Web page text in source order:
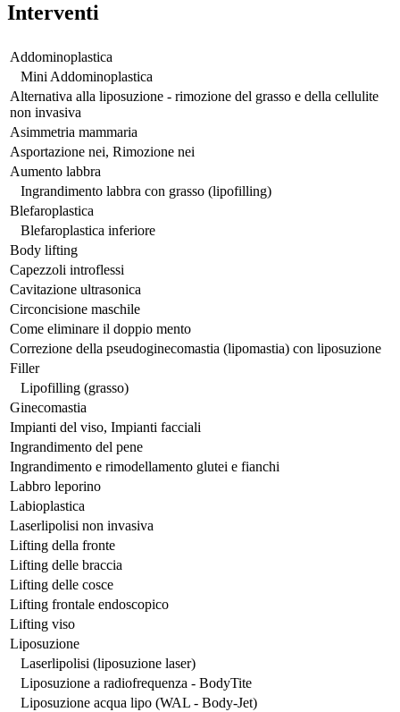
Interventi
Addominoplastica
Mini Addominoplastica
Alternativa alla liposuzione - rimozione del grasso e della cellulite
non invasiva
Asimmetria mammaria
Asportazione nei, Rimozione nei
Aumento labbra
Ingrandimento labbra con grasso (lipofilling)
Blefaroplastica
Blefaroplastica inferiore
Body lifting
Capezzoli introflessi
Cavitazione ultrasonica
Circoncisione maschile
Come eliminare il doppio mento
Correzione della pseudoginecomastia (lipomastia) con liposuzione
Filler
Lipofilling (grasso)
Ginecomastia
Impianti del viso, Impianti facciali
Ingrandimento del pene
Ingrandimento e rimodellamento glutei e fianchi
Labbro leporino
Labioplastica
Laserlipolisi non invasiva
Lifting della fronte
Lifting delle braccia
Lifting delle cosce
Lifting frontale endoscopico
Lifting viso
Liposuzione
Laserlipolisi (liposuzione laser)
Liposuzione a radiofrequenza - BodyTite
Liposuzione acqua lipo (WAL - Body-Jet)